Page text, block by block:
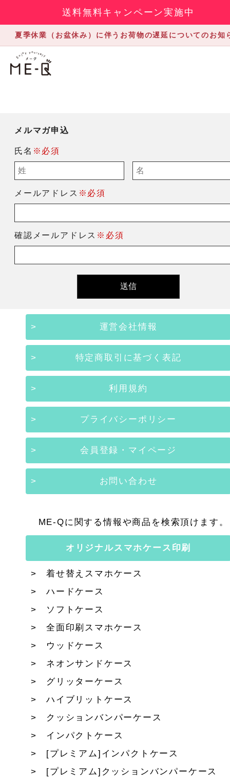
送料無料キャンペーン実施中
夏季休業（お盆休み）に伴うお荷物の遅延についてのお知
メルマガ申込
氏名 ※必須
メールアドレス ※必須
確認メールアドレス ※必須
運営会社情報
特定商取引に基づく表記
利用規約
プライバシーポリシー
会員登録・マイページ
お問い合わせ
ME-Qに関する情報や商品を検索頂けます。
オリジナルスマホケース印刷
着せ替えスマホケース
ハードケース
ソフトケース
全面印刷スマホケース
ウッドケース
ネオンサンドケース
グリッターケース
ハイブリットケース
クッションバンパーケース
インパクトケース
[プレミアム]インパクトケース
[プレミアム]クッションバンパーケース